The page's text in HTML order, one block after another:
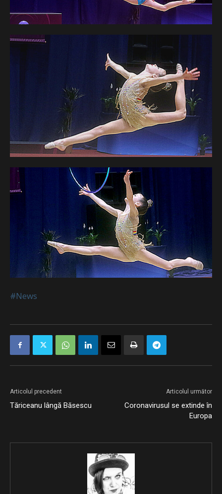
#News
Articolul precedent
Tăriceanu lângă Băsescu
Articolul următor
Coronavirusul se extinde în
Europa